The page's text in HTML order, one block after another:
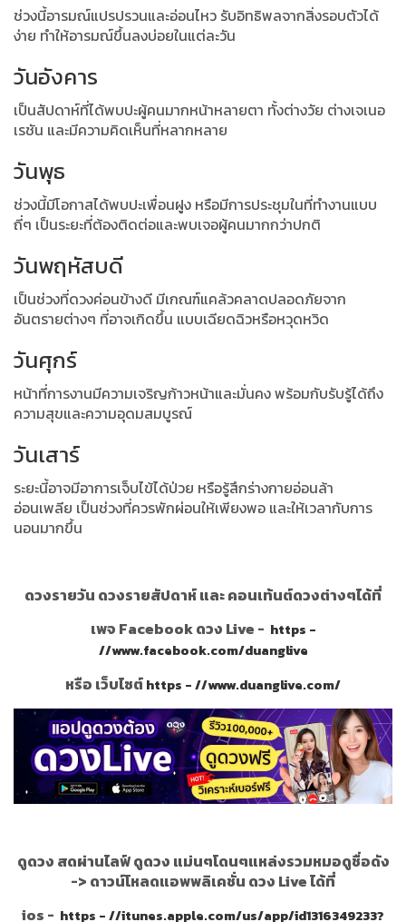
ช่วงนี้อารมณ์แปรปรวนและอ่อนไหว รับอิทธิพลจากสิ่งรอบตัวได้
ง่าย ทำให้อารมณ์ขึ้นลงบ่อยในแต่ละวัน
วันอังคาร
เป็นสัปดาห์ที่ได้พบปะผู้คนมากหน้าหลายตา ทั้งต่างวัย ต่างเจเนอ
เรชัน และมีความคิดเห็นที่หลากหลาย
วันพุธ
ช่วงนี้มีโอกาสได้พบปะเพื่อนฝูง หรือมีการประชุมในที่ทำงานแบบ
ถี่ๆ เป็นระยะที่ต้องติดต่อและพบเจอผู้คนมากกว่าปกติ
วันพฤหัสบดี
เป็นช่วงที่ดวงค่อนข้างดี มีเกณฑ์แคล้วคลาดปลอดภัยจาก
อันตรายต่างๆ ที่อาจเกิดขึ้น แบบเฉียดฉิวหรือหวุดหวิด
วันศุกร์
หน้าที่การงานมีความเจริญก้าวหน้าและมั่นคง พร้อมกับรับรู้ได้ถึง
ความสุขและความอุดมสมบูรณ์
วันเสาร์
ระยะนี้อาจมีอาการเจ็บไข้ได้ป่วย หรือรู้สึกร่างกายอ่อนล้า
อ่อนเพลีย เป็นช่วงที่ควรพักผ่อนให้เพียงพอ และให้เวลากับการ
นอนมากขึ้น
ดวงรายวัน ดวงรายสัปดาห์ และ คอนเท้นต์ดวงต่างๆได้ที่
เพจ Facebook ดวง Live - https -
//www.facebook.com/duanglive
หรือ เว็บไซต์https - //www.duanglive.com/
ดูดวง สดผ่านไลฟ์ ดูดวง แม่นๆโดนๆแหล่งรวมหมอดูชื่อดัง
-> ดาวน์โหลดแอพพลิเคชั่น ดวง Live ได้ที่
ios - https - //itunes.apple.com/us/app/id1316349233?